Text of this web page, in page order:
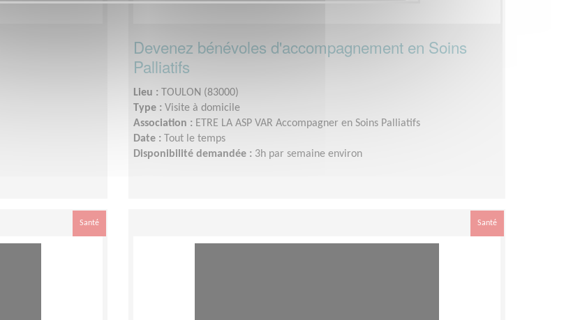
Devenez bénévoles d'accompagnement en Soins
Palliatifs
Lieu :
TOULON (83000)
Type : Visite à domicile
Association : ETRE LA ASP VAR Accompagner en Soins Palliatifs
Date :
Tout le temps
Disponibilité demandée : 3h par semaine environ
Santé Santé